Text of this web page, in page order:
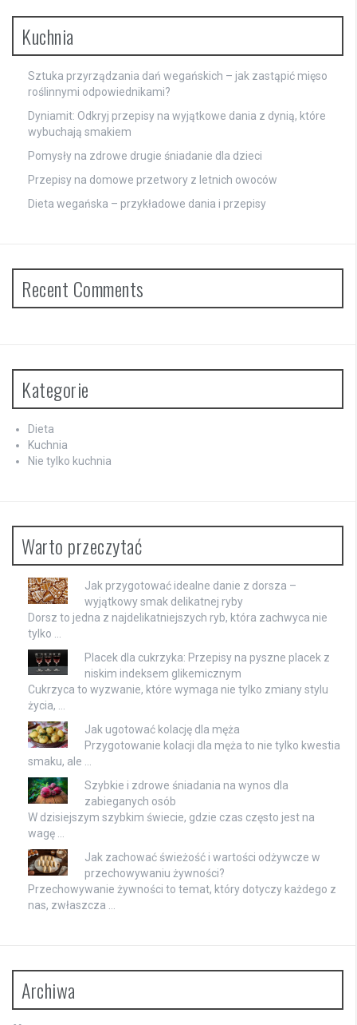
Kuchnia
Sztuka przyrządzania dań wegańskich – jak zastąpić mięso
roślinnymi odpowiednikami?
Dyniamit: Odkryj przepisy na wyjątkowe dania z dynią, które
wybuchają smakiem
Pomysły na zdrowe drugie śniadanie dla dzieci
Przepisy na domowe przetwory z letnich owoców
Dieta wegańska – przykładowe dania i przepisy
Recent Comments
Kategorie
Dieta
Kuchnia
Nie tylko kuchnia
Warto przeczytać
Jak przygotować idealne danie z dorsza –
wyjątkowy smak delikatnej ryby
Dorsz to jedna z najdelikatniejszych ryb, która zachwyca nie
tylko …
Placek dla cukrzyka: Przepisy na pyszne placek z
niskim indeksem glikemicznym
Cukrzyca to wyzwanie, które wymaga nie tylko zmiany stylu
życia, …
Jak ugotować kolację dla męża
Przygotowanie kolacji dla męża to nie tylko kwestia
smaku, ale …
Szybkie i zdrowe śniadania na wynos dla
zabieganych osób
W dzisiejszym szybkim świecie, gdzie czas często jest na
wagę …
Jak zachować świeżość i wartości odżywcze w
przechowywaniu żywności?
Przechowywanie żywności to temat, który dotyczy każdego z
nas, zwłaszcza …
Archiwa